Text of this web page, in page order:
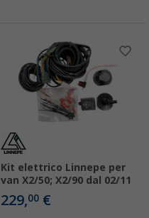
Kit elettrico Linnepe per
van X2/50; X2/90 dal 02/11
229,00 €